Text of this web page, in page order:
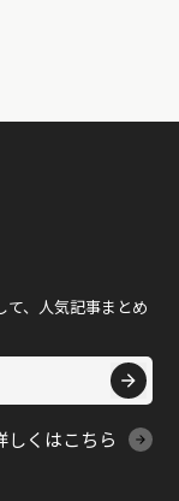
て、人気記事まとめ
しくはこちら